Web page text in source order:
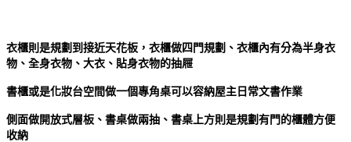
衣櫃則是規劃到接近天花板，衣櫃做四門規劃、衣櫃內有分為半身衣
物、全身衣物、大衣、貼身衣物的抽屜
書櫃或是化妝台空間做一個專角桌可以容納屋主日常文書作業
側面做開放式層板、書桌做兩抽、書桌上方則是規劃有門的櫃體方便
收納